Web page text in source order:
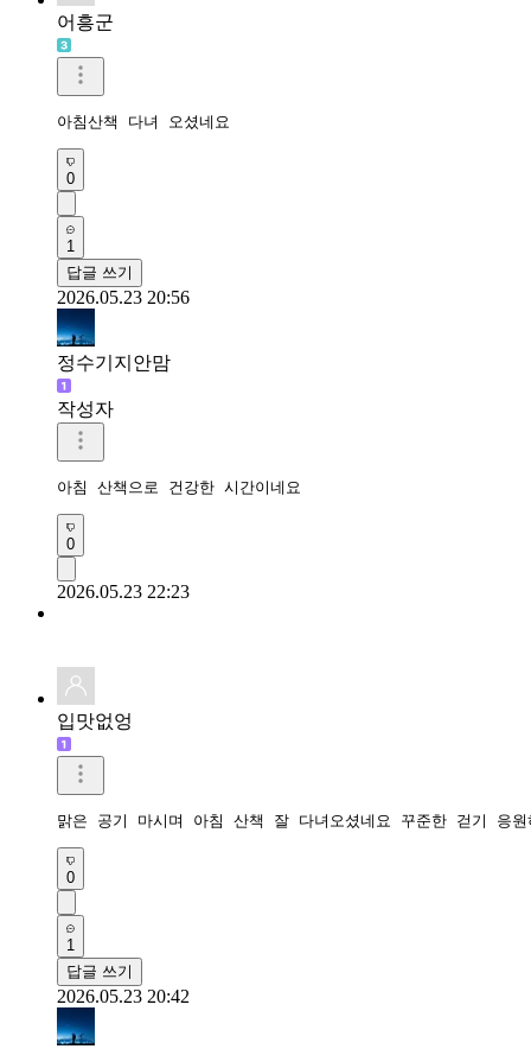
어흥군
아침산책 다녀 오셨네요
0
1
답글 쓰기
2026.05.23 20:56
정수기지안맘
작성자
아침 산책으로 건강한 시간이네요
0
2026.05.23 22:23
입맛없엉
맑은 공기 마시며 아침 산책 잘 다녀오셨네요 꾸준한 걷기 응원
0
1
답글 쓰기
2026.05.23 20:42